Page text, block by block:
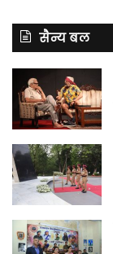
सैन्य बल